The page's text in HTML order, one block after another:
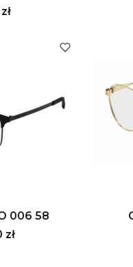
006 58
zł